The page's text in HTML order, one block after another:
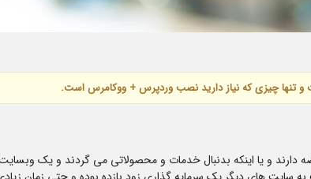
و تنها چیزی که نیاز دارید نصب وردپرس + ووکامرس است.
دارند و یا اینکه بدنبال خدمات و محصولاتی می گردند و یک وبسایت